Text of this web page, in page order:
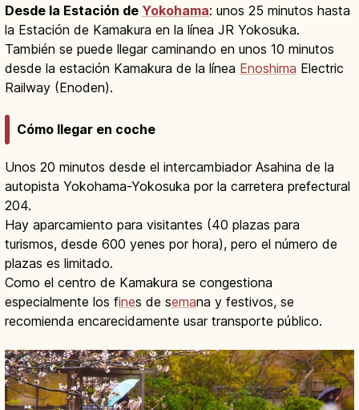
Desde la Estación de Yokohama: unos 25 minutos hasta
la Estación de Kamakura en la línea JR Yokosuka.
También se puede llegar caminando en unos 10 minutos
desde la estación Kamakura de la línea Enoshima Electric
Railway (Enoden).
Cómo llegar en coche
Unos 20 minutos desde el intercambiador Asahina de la
autopista Yokohama-Yokosuka por la carretera prefectural
204.
Hay aparcamiento para visitantes (40 plazas para
turismos, desde 600 yenes por hora), pero el número de
plazas es limitado.
Como el centro de Kamakura se congestiona
especialmente los fines de semana y festivos, se
recomienda encarecidamente usar transporte público.